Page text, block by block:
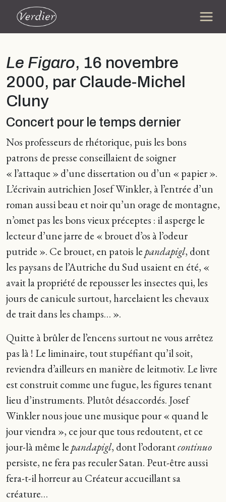
Le Figaro, 16 novembre
2000, par Claude-Michel
Cluny
Concert pour le temps dernier
Nos professeurs de rhétorique, puis les bons
patrons de presse conseillaient de soigner
« l’attaque » d’une dissertation ou d’un « papier ».
L’écrivain autrichien Josef Winkler, à l’entrée d’un
roman aussi beau et noir qu’un orage de montagne,
n’omet pas les bons vieux préceptes : il asperge le
lecteur d’une jarre de « brouet d’os à l’odeur
putride ». Ce brouet, en patois le pandapigl, dont
les paysans de l’Autriche du Sud usaient en été, «
avait la propriété de repousser les insectes qui, les
jours de canicule surtout, harcelaient les chevaux
de trait dans les champs… ».
Quitte à brûler de l’encens surtout ne vous arrêtez
pas là ! Le liminaire, tout stupéfiant qu’il soit,
reviendra d’ailleurs en manière de leitmotiv. Le livre
est construit comme une fugue, les figures tenant
lieu d’instruments. Plutôt désaccordés. Josef
Winkler nous joue une musique pour « quand le
jour viendra », ce jour que tous redoutent, et ce
jour-là même le pandapigl, dont l’odorantcontinuo
persiste, ne fera pas reculer Satan. Peut-être aussi
fera-t-il horreur au Créateur accueillant sa
créature…